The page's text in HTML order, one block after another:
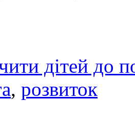
дітей до
, розвиток